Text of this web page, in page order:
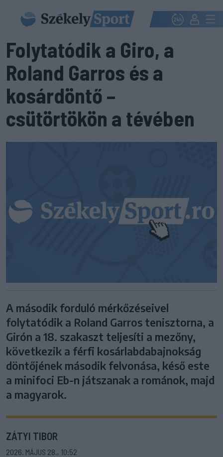
Folytatódik a Giro, a
Roland Garros és a
kosárdöntő –
csütörtökön a tévében
A második forduló mérkőzéseivel
folytatódik a Roland Garros tenisztorna, a
Girón a 18. szakaszt teljesíti a mezőny,
következik a férfi kosárlabdabajnokság
döntőjének második felvonása, késő este
a minifoci Eb-n játszanak a románok, majd
a magyarok.
ZÁTYI TIBOR
2026. MÁJUS 28., 10:52